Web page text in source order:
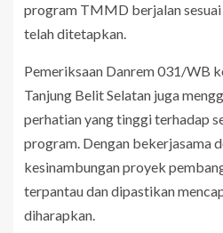
program TMMD berjalan sesuai
telah ditetapkan.
Pemeriksaan Danrem 031/WB
Tanjung Belit Selatan juga
perhatian yang tinggi terhadap
program. Dengan bekerjasama
kesinambungan proyek
terpantau dan dipastikan
diharapkan.